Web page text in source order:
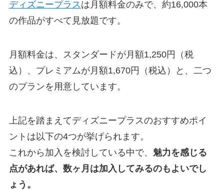
ディズニープラスは月額料金のみで、約16,000本
の作品がすべて見放題です。
月額料金は、スタンダードが月額1,250円（税
込）、プレミアムが月額1,670円（税込）と、二つ
のプランを用意しています。
上記を踏まえてディズニープラスのおすすめポイ
ントは以下の4つが挙げられます。
これから加入を検討している中で、 魅力を感じる
点があれば、数ヶ月は加入してみるのもよいでし
ょう。